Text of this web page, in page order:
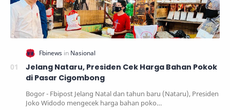
Jelang Nataru, Presiden Cek Harga Bahan Pokok
di Pasar Cigombong
Bogor - Fbipost Jelang Natal dan tahun baru (Nataru), Presiden
Joko Widodo mengecek harga bahan poko…